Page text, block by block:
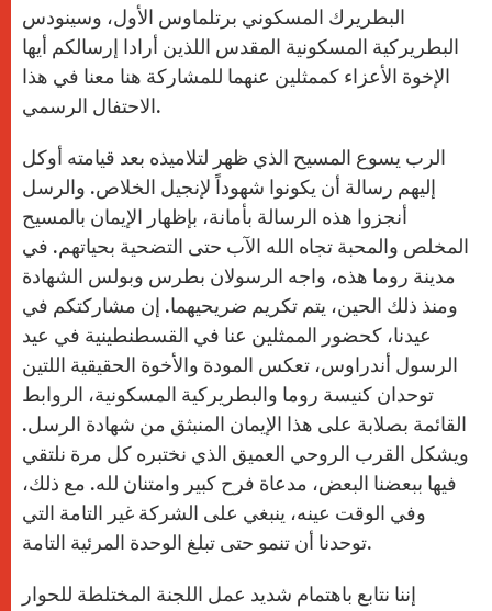
البطريرك المسكوني برتلماوس الأول، وسينودس
البطريركية المسكونية المقدس اللذين أرادا إرسالكم أيها
الإخوة الأعزاء كممثلين عنهما للمشاركة هنا معنا في هذا
الاحتفال الرسمي.
الرب يسوع المسيح الذي ظهر لتلاميذه بعد قيامته أوكل
إليهم رسالة أن يكونوا شهوداً لإنجيل الخلاص. والرسل
أنجزوا هذه الرسالة بأمانة، بإظهار الإيمان بالمسيح
المخلص والمحبة تجاه الله الآب حتى التضحية بحياتهم. في
مدينة روما هذه، واجه الرسولان بطرس وبولس الشهادة
ومنذ ذلك الحين، يتم تكريم ضريحيهما. إن مشاركتكم في
عيدنا، كحضور الممثلين عنا في القسطنطينية في عيد
الرسول أندراوس، تعكس المودة والأخوة الحقيقية اللتين
توحدان كنيسة روما والبطريركية المسكونية، الروابط
القائمة بصلابة على هذا الإيمان المنبثق من شهادة الرسل.
ويشكل القرب الروحي العميق الذي نختبره كل مرة نلتقي
فيها ببعضنا البعض، مدعاة فرح كبير وامتنان لله. مع ذلك،
وفي الوقت عينه، ينبغي على الشركة غير التامة التي
توحدنا أن تنمو حتى تبلغ الوحدة المرئية التامة.
إننا نتابع باهتمام شديد عمل اللجنة المختلطة للحوار